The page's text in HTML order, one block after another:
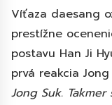
Víťaza daesang
prestížne
postavu Han Ji
prvá reakcia Jong
Jong Suk.